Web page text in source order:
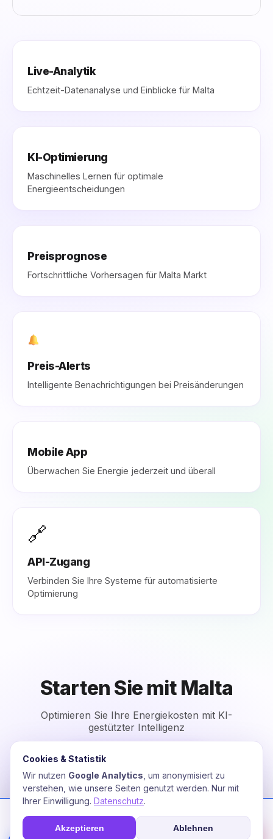
Live-Analytik
Echtzeit-Datenanalyse und Einblicke für Malta
KI-Optimierung
Maschinelles Lernen für optimale
Energieentscheidungen
Preisprognose
Fortschrittliche Vorhersagen für Malta Markt
Preis-Alerts
Intelligente Benachrichtigungen bei Preisänderungen
Mobile App
Überwachen Sie Energie jederzeit und überall
🔗
API-Zugang
Verbinden Sie Ihre Systeme für automatisierte
Optimierung
Starten Sie mit Malta
Optimieren Sie Ihre Energiekosten mit KI-
gestützter Intelligenz
Kostenlose Beratung
Cookies & Statistik
Wir nutzen Google Analytics , um anonymisiert zu
verstehen, wie unsere Seiten genutzt werden. Nur mit
Ihrer Einwilligung. Datenschutz.
Akzeptieren Ablehnen
☎
analysiert Nutzungsverhalten für personalisierte Energie-